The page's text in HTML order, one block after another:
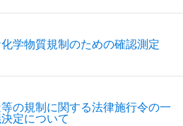
学物質規制のための確認測定
の規制に関する法律施行令の一
定について